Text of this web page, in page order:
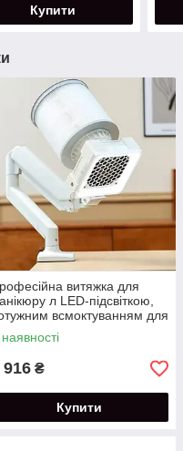
Купити
витяжка для
л LED-підсвіткою,
всмоктуванням для
краси
916 ₴
Купити